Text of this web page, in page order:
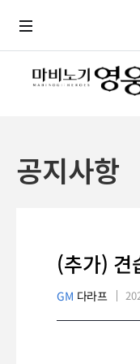
공지사항
(추가) 견
GM 다라프